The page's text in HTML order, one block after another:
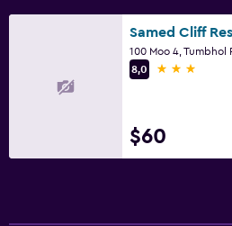
Samed Cliff
8,0
3 estrellas
$60